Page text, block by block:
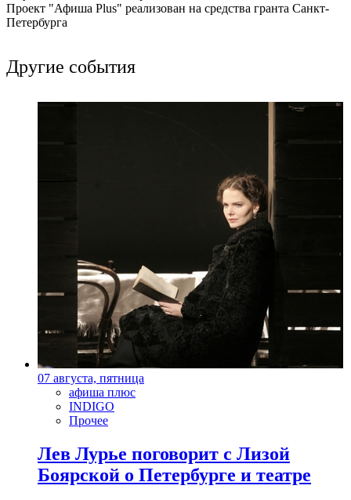
Проект "Афиша Plus" реализован на средства гранта Санкт-
Петербурга
Другие события
07 августа, пятница
афиша плюс
INDIGO
Прочее
Лев Лурье поговорит с Лизой
Боярской о Петербурге и театре